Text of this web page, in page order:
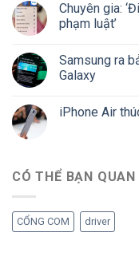
Chuyên gia:
phạm luật’
Samsung ra
Galaxy
iPhone Air
CÓ THỂ BẠN
CỔNG COM driver